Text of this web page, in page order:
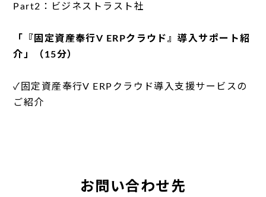
Part2：ビジネストラスト社
「『固定資産奉行V ERPクラウド』導入サポート紹
介」（15分）
✓固定資産奉行V ERPクラウド導入支援サービスの
ご紹介
お問い合わせ先